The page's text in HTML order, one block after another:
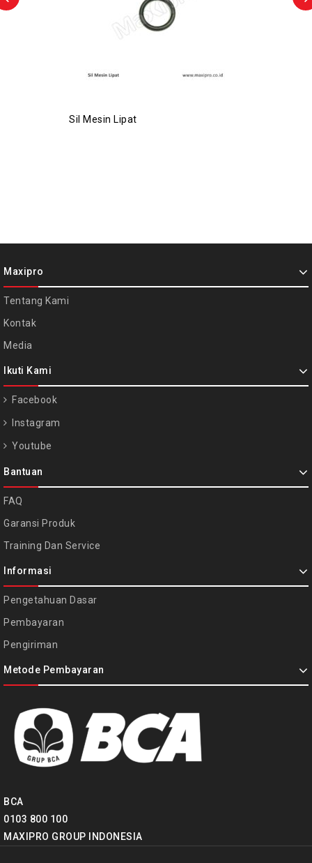
Sil Mesin Lipat
Maxipro
Tentang Kami
Kontak
Media
Ikuti Kami
Facebook
Instagram
Youtube
Bantuan
FAQ
Garansi Produk
Training Dan Service
Informasi
Pengetahuan Dasar
Pembayaran
Pengiriman
Metode Pembayaran
BCA
0103 800 100
MAXIPRO GROUP INDONESIA